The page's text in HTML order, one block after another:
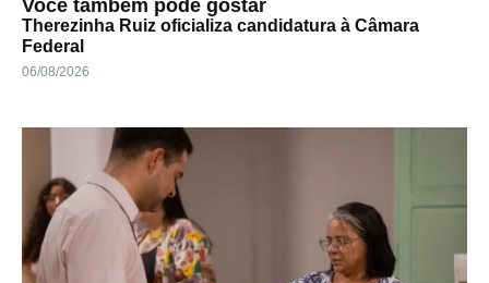
Você também pode gostar
Therezinha Ruiz oficializa candidatura à Câmara
Federal
06/08/2026